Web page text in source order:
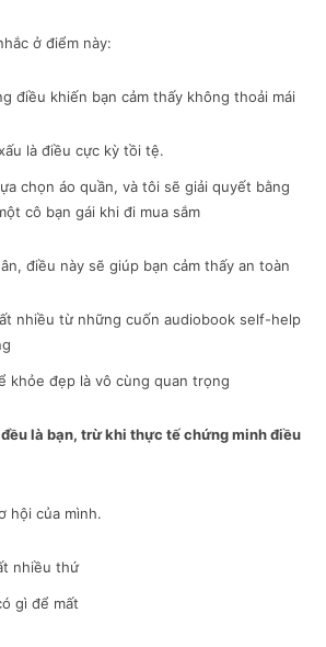
ở điểm này:
điều khiến bạn cảm thấy không thoải mái
là điều cực kỳ tồi tệ.
chọn áo quần, và tôi sẽ giải quyết bằng
cô bạn gái khi đi mua sắm
điều này sẽ giúp bạn cảm thấy an toàn
nhiều từ những cuốn audiobook self-help
khỏe đẹp là vô cùng quan trọng
là bạn, trừ khi thực tế chứng minh điều
hội của mình.
nhiều thứ
gì để mất